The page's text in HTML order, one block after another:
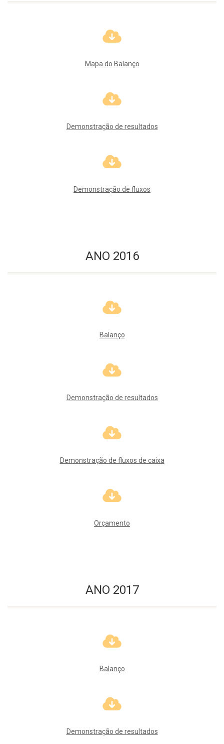
Mapa do Balanço
Demonstração de resultados
Demonstração de fluxos
ANO 2016
Balanço
Demonstração de resultados
Demonstração de fluxos de caixa
Orçamento
ANO 2017
Balanço
Demonstração de resultados